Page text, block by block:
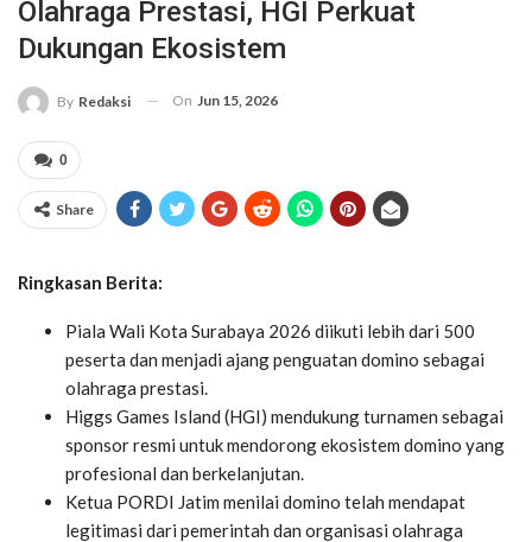
Olahraga Prestasi, HGI Perkuat
Dukungan Ekosistem
By Redaksi On Jun 15, 2026
0
Share
Ringkasan Berita:
Piala Wali Kota Surabaya 2026 diikuti lebih dari 500
peserta dan menjadi ajang penguatan domino sebagai
olahraga prestasi.
Higgs Games Island (HGI) mendukung turnamen sebagai
sponsor resmi untuk mendorong ekosistem domino yang
profesional dan berkelanjutan.
Ketua PORDI Jatim menilai domino telah mendapat
legitimasi dari pemerintah dan organisasi olahraga